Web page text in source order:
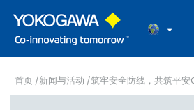
首页 /新闻与活动 /筑牢安全防线，共筑平安